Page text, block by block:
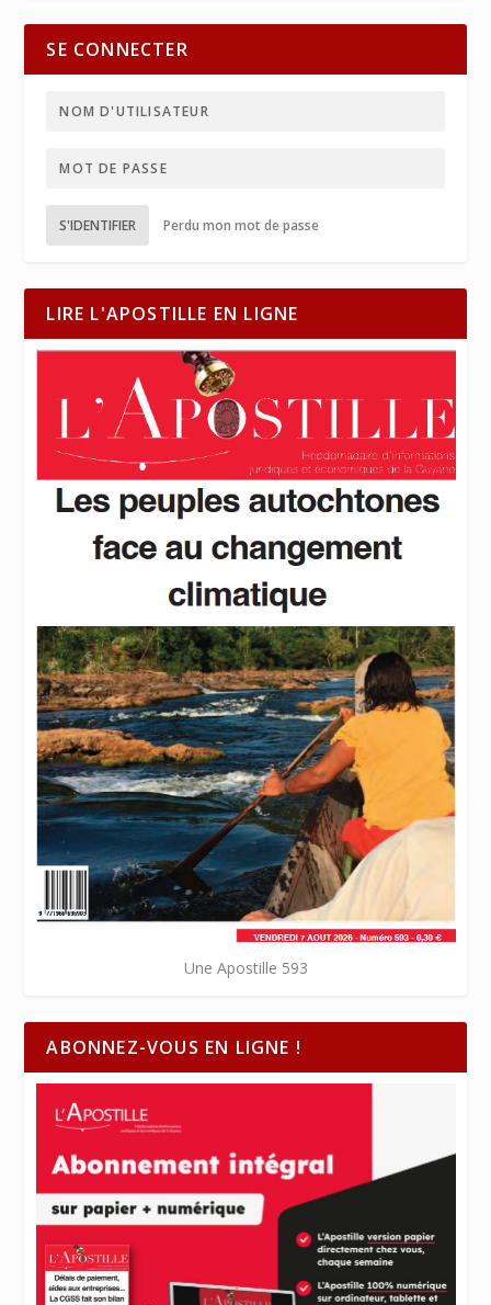
SE CONNECTER
S'IDENTIFIER Perdu mon mot de passe
LIRE L'APOSTILLE EN LIGNE
Une Apostille 593
ABONNEZ-VOUS EN LIGNE !